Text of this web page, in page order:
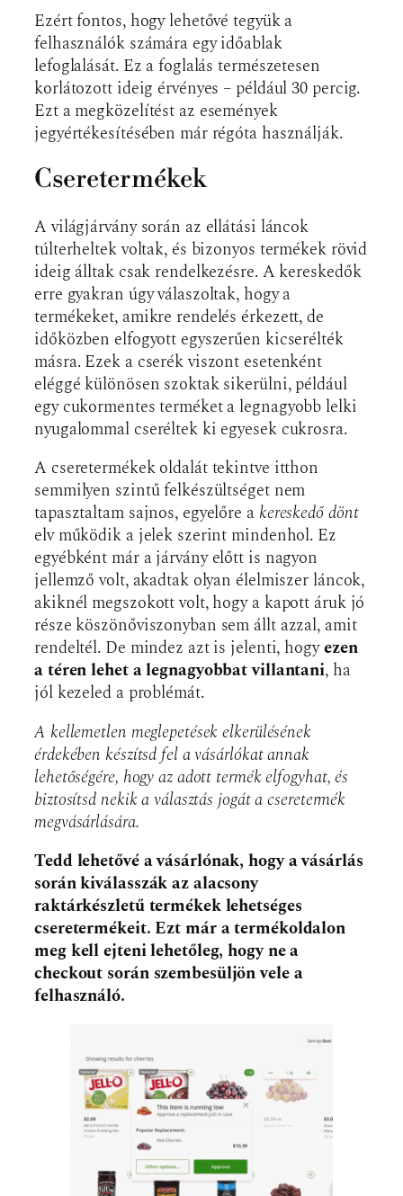
Ezért fontos, hogy lehetővé tegyük a
felhasználók számára egy időablak
lefoglalását. Ez a foglalás természetesen
korlátozott ideig érvényes – például 30 percig.
Ezt a megközelítést az események
jegyértékesítésében már régóta használják.
Cseretermékek
A világjárvány során az ellátási láncok
túlterheltek voltak, és bizonyos termékek rövid
ideig álltak csak rendelkezésre. A kereskedők
erre gyakran úgy válaszoltak, hogy a
termékeket, amikre rendelés érkezett, de
időközben elfogyott egyszerűen kicserélték
másra. Ezek a cserék viszont esetenként
eléggé különösen szoktak sikerülni, például
egy cukormentes terméket a legnagyobb lelki
nyugalommal cseréltek ki egyesek cukrosra.
A cseretermékek oldalát tekintve itthon
semmilyen szintű felkészültséget nem
tapasztaltam sajnos, egyelőre a kereskedő dönt
elv működik a jelek szerint mindenhol. Ez
egyébként már a járvány előtt is nagyon
jellemző volt, akadtak olyan élelmiszer láncok,
akiknél megszokott volt, hogy a kapott áruk jó
része köszönőviszonyban sem állt azzal, amit
rendeltél. De mindez azt is jelenti, hogyezen
a téren lehet a legnagyobbat villantani, ha
jól kezeled a problémát.
A kellemetlen meglepetések elkerülésének
érdekében készítsd fel a vásárlókat annak
lehetőségére, hogy az adott termék elfogyhat, és
biztosítsd nekik a választás jogát a cseretermék
megvásárlására.
Tedd lehetővé a vásárlónak, hogy a vásárlás
során kiválasszák az alacsony
raktárkészletű termékek lehetséges
cseretermékeit. Ezt már a termékoldalon
meg kell ejteni lehetőleg, hogy ne a
checkout során szembesüljön vele a
felhasználó.